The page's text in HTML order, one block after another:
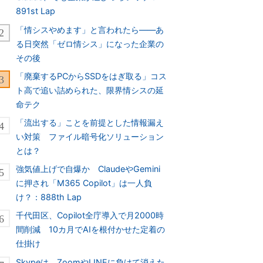
891st Lap
「情シスやめます」と言われたら――あ
る日突然「ゼロ情シス」になった企業の
その後
「廃棄するPCからSSDをはぎ取る」コス
ト高で追い詰められた、限界情シスの延
命テク
「流出する」ことを前提とした情報漏え
い対策 ファイル暗号化ソリューション
とは？
強気値上げで自爆か ClaudeやGemini
に押され「M365 Copilot」は一人負
け？：888th Lap
千代田区、Copilot全庁導入で月2000時
間削減 10カ月でAIを根付かせた定着の
仕掛け